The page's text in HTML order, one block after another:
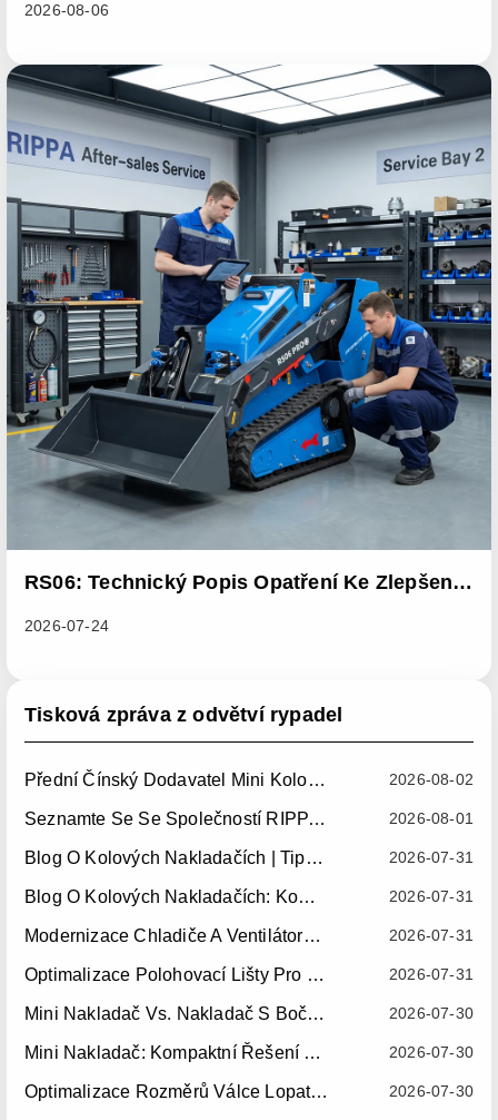
2026-08-06
RS06: Technický Popis Opatření Ke Zlepšení
2026-07-24
Tisková zpráva z odvětví rypadel
2026-08-02
Přední Čínský Dodavatel Mini Kolových Nakladačů: Spolehlivé Kompaktní Kolové Nakladače Pro Světové Trhy
2026-08-01
Seznamte Se Se Společností RIPPA Na Veletrhu Expointer 2026 V Brazílii
2026-07-31
Blog O Kolových Nakladačích | Tipy, Návody A Přídavná Zařízení
2026-07-31
Blog O Kolových Nakladačích: Kompletní Průvodce Kolovými Nakladači Pro Stavebnictví, Zemědělství A Manipulaci S Materiálem
2026-07-31
Modernizace Chladiče A Ventilátoru RIPPA RS06-3 — S Účinností Od 10. Července 2026
2026-07-31
Optimalizace Polohovací Lišty Pro Svařování Výložníku RIPPA RS06-3 — S Účinností Od 15. Července 2026
2026-07-30
Mini Nakladač Vs. Nakladač S Bočním Řízením: Který Kompaktní Stroj Je Pro Vaše Podnikání Vhodnější?
2026-07-30
Mini Nakladač: Kompaktní Řešení Pro Efektivní Manipulaci S Materiálem
2026-07-30
Optimalizace Rozměrů Válce Lopaty RIPPA R10 — S Účinností Od 15. Července 2026